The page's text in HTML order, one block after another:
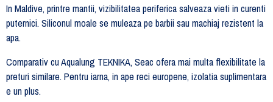
In Maldive, printre mantii, vizibilitatea periferica salveaza vieti in curenti
puternici. Siliconul moale se muleaza pe barbii sau machiaj rezistent la
apa.
Comparativ cu Aqualung TEKNIKA, Seac ofera mai multa flexibilitate la
preturi similare. Pentru iarna, in ape reci europene, izolatia suplimentara
e un plus.